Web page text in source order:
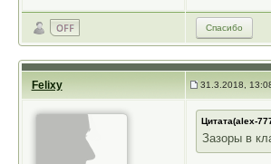
Спасибо
Felixy 31.3.2018,
Цитата(alex-
Зазоры в